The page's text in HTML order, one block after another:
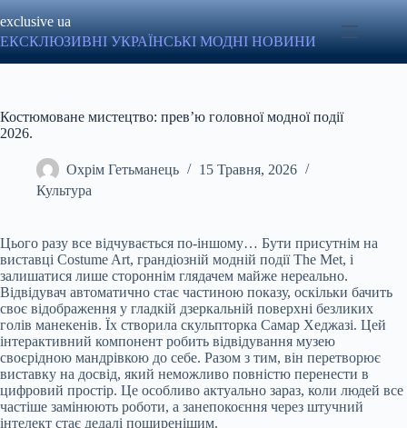
до
вмісту
exclusive ua
ЕКСКЛЮЗИВНІ УКРАЇНСЬКІ МОДНІ НОВИНИ
Костюмоване мистецтво: прев’ю головної модної події
2026.
Охрім Гетьманець
15 Травня, 2026
Культура
Цього разу все відчувається по-іншому… Бути присутнім на
виставці Costume Art, грандіозній модній події The Met, і
залишатися лише стороннім глядачем майже нереально.
Відвідувач автоматично стає частиною показу, оскільки бачить
своє відображення у гладкій дзеркальній поверхні безликих
голів манекенів. Їх створила скульпторка Самар Хеджазі. Цей
інтерактивний компонент робить відвідування музею
своєрідною мандрівкою до себе. Разом з тим, він перетворює
виставку на досвід, який неможливо повністю перенести в
цифровий простір. Це особливо актуально зараз, коли людей все
частіше замінюють роботи, а занепокоєння через штучний
інтелект стає дедалі поширенішим.